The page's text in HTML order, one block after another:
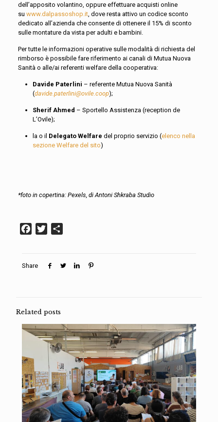
dell’apposito volantino, oppure effettuare acquisti online
su www.dalpassoshop.it, dove resta attivo un codice sconto
dedicato all’azienda che consente di ottenere il 15% di sconto
sulle montature da vista per adulti e bambini.
Per tutte le informazioni operative sulle modalità di richiesta del
rimborso è possibile fare riferimento ai canali di Mutua Nuova
Sanità o alle/ai referenti welfare della cooperativa:
Davide Paterlini – referente Mutua Nuova Sanità
(davide.paterlini@ovile.coop);
Sherif Ahmed – Sportello Assistenza (reception de
L’Ovile);
la o il Delegato Welfare del proprio servizio (elenco nella
sezione Welfare del sito)
*foto in copertina: Pexels,di Antoni Shkraba Studio
Facebook
Twitter
Share
Related posts